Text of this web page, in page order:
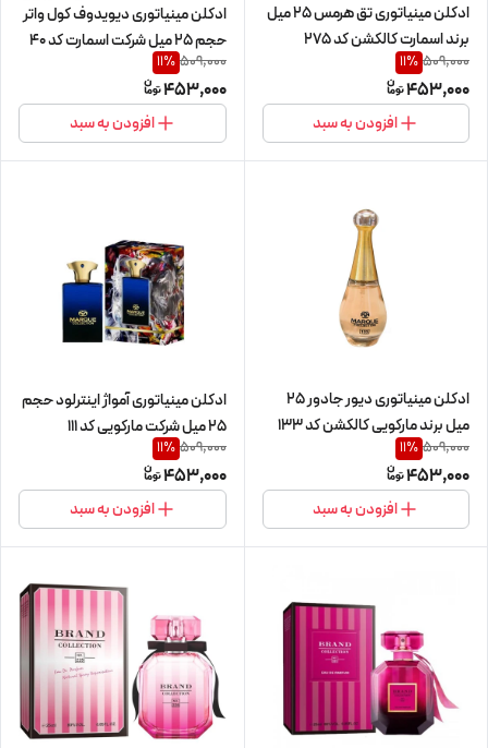
ادکلن مینیاتوری تق هرمس 25 میل
برند اسمارت کالکشن کد 275
509,000
11%
453,000
افزودن به سبد
ادکلن مینیاتوری دیویدوف کول واتر
حجم 25 میل شرکت اسمارت کد 40
509,000
11%
453,000
افزودن به سبد
ادکلن مینیاتوری دیور جادور 25
میل برند مارکویی کالکشن کد 133
509,000
11%
453,000
افزودن به سبد
ادکلن مینیاتوری آمواژ اینترلود حجم
25 میل شرکت مارکویی کد 111
509,000
11%
453,000
افزودن به سبد